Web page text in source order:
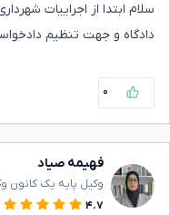
سلام ابتدا از اجراییات
دادگاه و جهت تنظیم
۰
فهیمه صیاد
وکیل پایه یک کانون
۴.۷